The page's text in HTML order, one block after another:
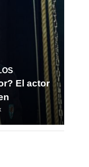
El actor